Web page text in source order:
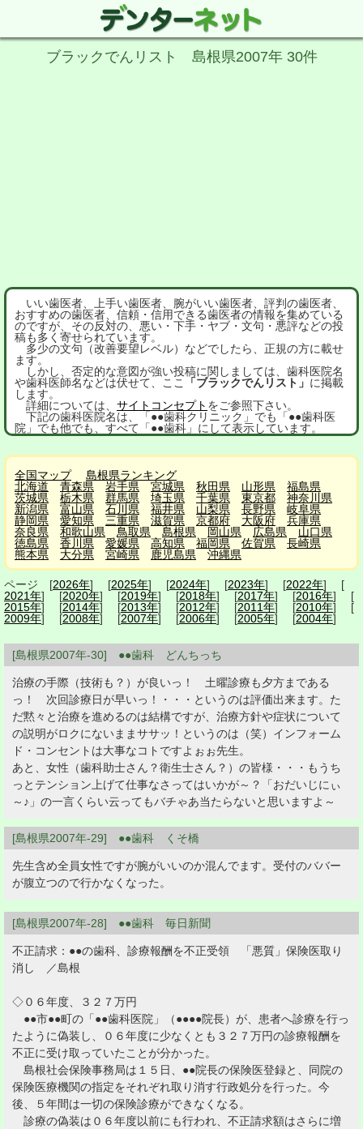
ブラックでんリスト 島根県2007年 30件
いい歯医者、上手い歯医者、腕がいい歯医者、評判の歯医者、
おすすめの歯医者、信頼・信用できる歯医者の情報を集めている
のですが、その反対の、悪い・下手・ヤブ・文句・悪評などの投
稿も多く寄せられています。
多少の文句（改善要望レベル）などでしたら、正規の方に載せ
ます。
しかし、否定的な意図が強い投稿に関しましては、歯科医院名
や歯科医師名などは伏せて、ここ
「ブラックでんリスト」 に掲載
します。
詳細については、 サイトコンセプト をご参照下さい。
下記の歯科医院名は、「●●歯科クリニック」でも「●●歯科医
院」でも他でも、すべて「●●歯科」にして表示しています。
全国マップ
島根県ランキング
北海道
青森県 岩手県 宮城県 秋田県 山形県
福島県
茨城県
栃木県 群馬県 埼玉県 千葉県 東京都
神奈川県
新潟県
富山県 石川県 福井県 山梨県 長野県
岐阜県
静岡県
愛知県 三重県 滋賀県 京都府 大阪府
兵庫県
奈良県
和歌山県 鳥取県 島根県 岡山県 広島県
山口県
徳島県
香川県 愛媛県 高知県 福岡県 佐賀県
長崎県
熊本県
大分県 宮崎県 鹿児島県 沖縄県
ページ [2026年] [2025年] [2024年] [2023年] [2022年] [
2021年] [2020年] [2019年] [2018年] [2017年] [2016年] [
2015年] [2014年] [2013年] [2012年] [2011年] [2010年] [
2009年] [2008年] [2007年] [2006年] [2005年] [2004年]
[島根県2007年-30] ●●歯科 どんちっち
治療の手際（技術も？）が良いっ！ 土曜診療も夕方まである
っ！ 次回診療日が早いっ！・・・というのは評価出来ます。た
だ黙々と治療を進めるのは結構ですが、治療方針や症状について
の説明がロクにないままササッ！というのは（笑）インフォーム
ド・コンセントは大事なコトですよぉぉ先生。
あと、女性（歯科助士さん？衛生士さん？）の皆様・・・もうち
っとテンション上げて仕事なさってはいかが～？「おだいじにぃ
～♪」の一言くらい云ってもバチゃあ当たらないと思いますよ～
[島根県2007年-29] ●●歯科 くそ橋
先生含め全員女性ですが腕がいいのか混んでます。受付のババー
が腹立つので行かなくなった。
[島根県2007年-28] ●●歯科 毎日新聞
不正請求：●●の歯科、診療報酬を不正受領 「悪質」保険医取り
消し ／島根
◇０６年度、３２７万円
●●市●●町の「●●歯科医院」（●●●●院長）が、患者へ診療を行っ
たように偽装し、０６年度に少なくとも３２７万円の診療報酬を
不正に受け取っていたことが分かった。
島根社会保険事務局は１５日、●●院長の保険医登録と、同院の
保険医療機関の指定をそれぞれ取り消す行政処分を行った。今
後、５年間は一切の保険診療ができなくなる。
診療の偽装は０６年度以前にも行われ、不正請求額はさらに増